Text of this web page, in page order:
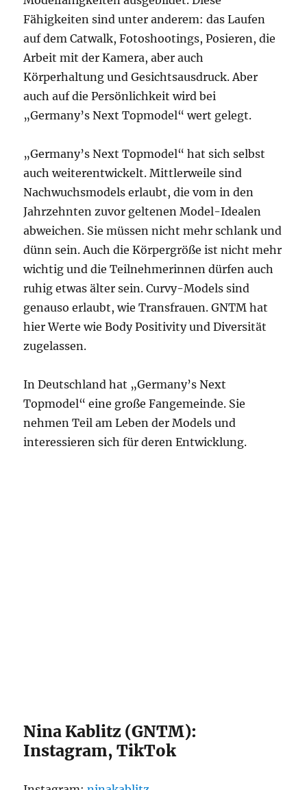
Fähigkeiten sind unter anderem: das Laufen
auf dem Catwalk, Fotoshootings, Posieren, die
Arbeit mit der Kamera, aber auch
Körperhaltung und Gesichtsausdruck. Aber
auch auf die Persönlichkeit wird bei
„Germany’s Next Topmodel“ wert gelegt.
„Germany’s Next Topmodel“ hat sich selbst
auch weiterentwickelt. Mittlerweile sind
Nachwuchsmodels erlaubt, die vom in den
Jahrzehnten zuvor geltenen Model-Idealen
abweichen. Sie müssen nicht mehr schlank und
dünn sein. Auch die Körpergröße ist nicht mehr
wichtig und die Teilnehmerinnen dürfen auch
ruhig etwas älter sein. Curvy-Models sind
genauso erlaubt, wie Transfrauen. GNTM hat
hier Werte wie Body Positivity und Diversität
zugelassen.
In Deutschland hat „Germany’s Next
Topmodel“ eine große Fangemeinde. Sie
nehmen Teil am Leben der Models und
interessieren sich für deren Entwicklung.
Nina Kablitz (GNTM):
Instagram, TikTok